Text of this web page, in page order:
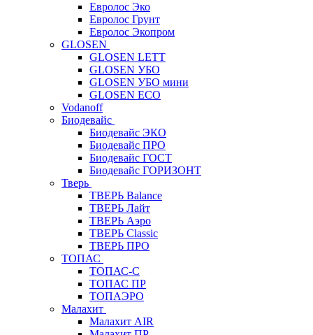
Евролос Эко
Евролос Грунт
Евролос Экопром
GLOSEN
GLOSEN LETT
GLOSEN УБО
GLOSEN УБО мини
GLOSEN ECO
Vodanoff
Биодевайс
Биодевайс ЭКО
Биодевайс ПРО
Биодевайс ГОСТ
Биодевайс ГОРИЗОНТ
Тверь
ТВЕРЬ Balance
ТВЕРЬ Лайт
ТВЕРЬ Аэро
ТВЕРЬ Classic
ТВЕРЬ ПРО
ТОПАС
ТОПАС-С
ТОПАС ПР
ТОПАЭРО
Малахит
Малахит AIR